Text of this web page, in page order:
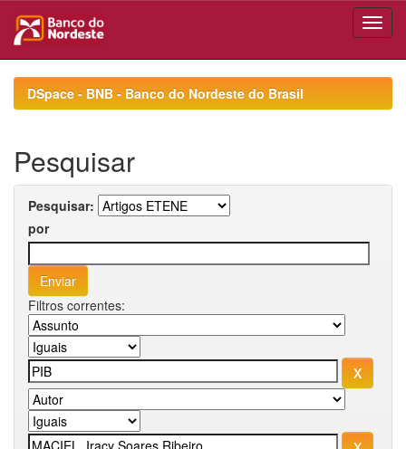
navigationDSpace - BNB - Banco do Nordeste do Brasil
Pesquisar
Pesquisar:
por
Filtros correntes: